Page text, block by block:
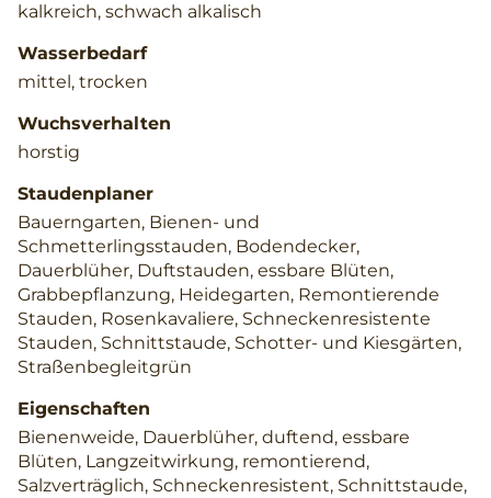
kalkreich, schwach alkalisch
Wasserbedarf
mittel, trocken
Wuchsverhalten
horstig
Staudenplaner
Bauerngarten, Bienen- und
Schmetterlingsstauden, Bodendecker,
Dauerblüher, Duftstauden, essbare Blüten,
Grabbepflanzung, Heidegarten, Remontierende
Stauden, Rosenkavaliere, Schneckenresistente
Stauden, Schnittstaude, Schotter- und Kiesgärten,
Straßenbegleitgrün
Eigenschaften
Bienenweide, Dauerblüher, duftend, essbare
Blüten, Langzeitwirkung, remontierend,
Salzverträglich, Schneckenresistent, Schnittstaude,